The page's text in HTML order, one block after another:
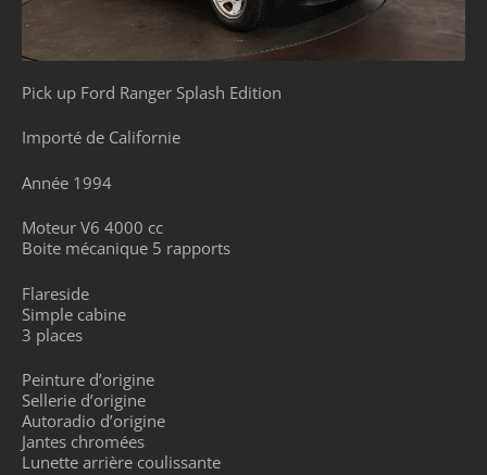
Pick up Ford Ranger Splash Edition
Importé de Californie
Année 1994
Moteur V6 4000 cc
Boite mécanique 5 rapports
Flareside
Simple cabine
3 places
Peinture d’origine
Sellerie d’origine
Autoradio d’origine
Jantes chromées
Lunette arrière coulissante